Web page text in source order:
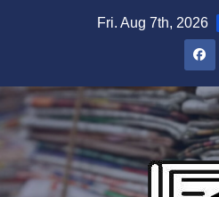
Fri. Aug 7th, 2026